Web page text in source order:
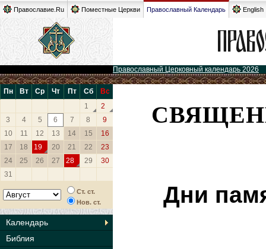
Православие.Ru Поместные Церкви Православный Календарь English
Православный Церковный календарь 2026
Пн Вт Ср Чт Пт Сб
Вс
1
2
3
4 5 6 7 8
9
10
11 12 13 14 15
16
17
18 19 20 21 22
23
24
25 26 27 28 29
30
31
Ст. ст.
Нов. ст.
Календарь
Библия
Дни